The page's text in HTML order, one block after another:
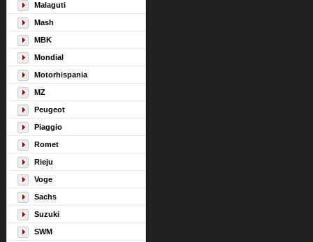
Malaguti
Mash
MBK
Mondial
Motorhispania
MZ
Peugeot
Piaggio
Romet
Rieju
Voge
Sachs
Suzuki
SWM